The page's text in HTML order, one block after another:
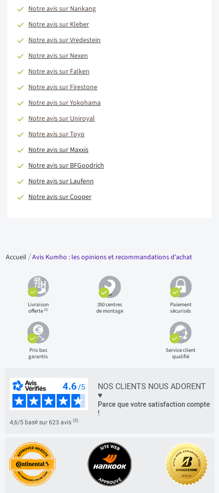
Notre avis sur Nankang
Notre avis sur Kleber
Notre avis sur Vredestein
Notre avis sur Nexen
Notre avis sur Falken
Notre avis sur Firestone
Notre avis sur Yokohama
Notre avis sur Uniroyal
Notre avis sur Toyo
Notre avis sur Maxxis
Notre avis sur BFGoodrich
Notre avis sur Laufenn
Notre avis sur Cooper
Accueil Avis Kumho : les opinions et recommandations d'achat
Livraison
offerte(1)
350 centres
de montage
Paiement
sécurisés
Prix bas
garantis
Service client
qualifié
NOS CLIENTS NOUS ADORENT
♥
Parce que votre satisfaction compte
!
4,6/5 basé sur 623 avis (3)